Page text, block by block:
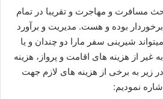
مسافرت و مهاجرت و تقریبا در تمام
بوده و هست. مدیریت و برآورد
شیرینی سفر مارا دو چندان و یا
غیر از هزینه های اقامت و پرواز، هزینه
زیر به برخی از هزینه های لازم جهت
نمودیم: